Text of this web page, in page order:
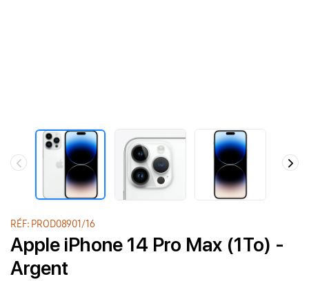
RÉF: PROD08901/16
Apple iPhone 14 Pro Max (1To) -
Argent